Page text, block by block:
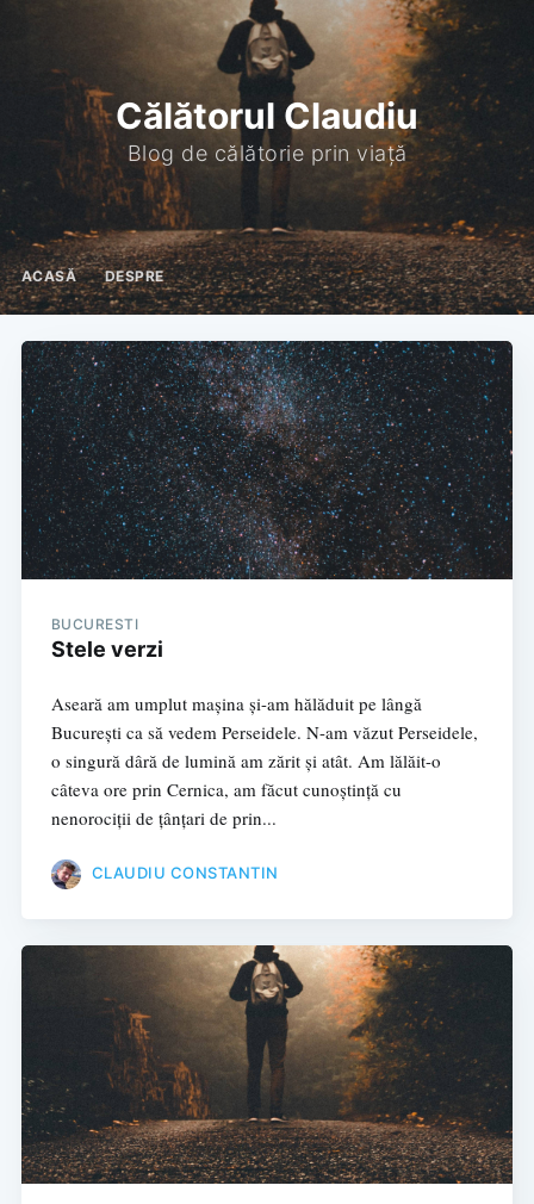
Călătorul Claudiu
Blog de călătorie prin viață
ACASĂ DESPRE
BUCURESTI
Stele verzi
Aseară am umplut mașina și-am hălăduit pe lângă
București ca să vedem Perseidele. N-am văzut Perseidele,
o singură dâră de lumină am zărit și atât. Am lălăit-o
câteva ore prin Cernica, am făcut cunoștință cu
nenorociții de țânțari de prin...
CLAUDIU CONSTANTIN